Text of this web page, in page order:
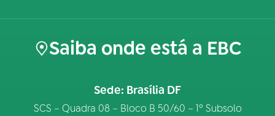
Saiba onde está a EBC
Sede: Brasília DF
SCS – Quadra 08 – Bloco B 50/60 – 1º Subsolo